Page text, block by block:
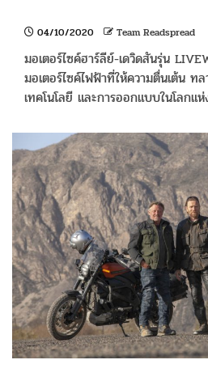
04/10/2020 Team Readspread
มอเตอร์ไซค์ฮาร์ลีย์-เดวิดสันรุ่น
มอเตอร์ไซค์ไฟฟ้าที่ให้ความตื่นเต้น ท
เทคโนโลยี และการออกแบบในโลกแ